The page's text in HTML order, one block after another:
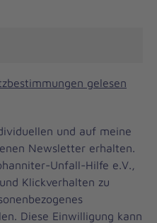
gelesen
und auf meine
Newsletter erhalten.
Unfall-Hilfe e.V.,
Klickverhalten zu
Diese Einwilligung kann